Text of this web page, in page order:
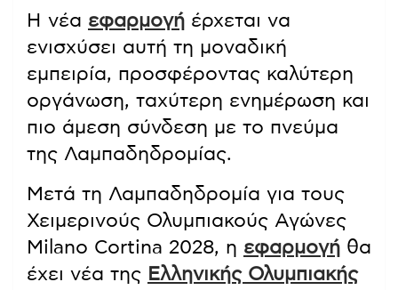
Η νέα εφαρμογή έρχεται να
ενισχύσει αυτή τη μοναδική
εμπειρία, προσφέροντας καλύτερη
οργάνωση, ταχύτερη ενημέρωση και
πιο άμεση σύνδεση με το πνεύμα
της Λαμπαδηδρομίας.
Μετά τη Λαμπαδηδρομία για τους
Χειμερινούς Ολυμπιακούς Αγώνες
Milano Cortina 2028, η εφαρμογή θα
έχει νέα της Ελληνικής Ολυμπιακής